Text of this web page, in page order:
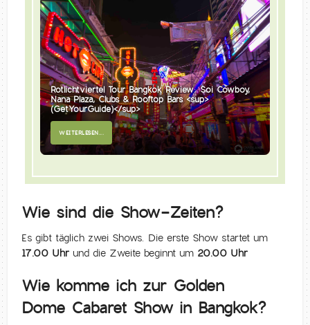
Rotlichtviertel Tour Bangkok Review: Soi Cowboy,
Nana Plaza, Clubs & Rooftop Bars <sup>
(GetYourGuide)</sup>
WEITERLESEN...
Wie sind die Show-Zeiten?
Es gibt täglich zwei Shows. Die erste Show startet um
17.00 Uhr und die Zweite beginnt um 20.00 Uhr
Wie komme ich zur Golden
Dome Cabaret Show in Bangkok?